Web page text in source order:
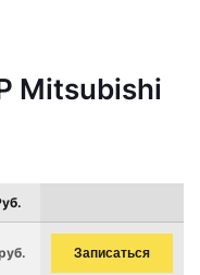
Mitsubishi
Записаться